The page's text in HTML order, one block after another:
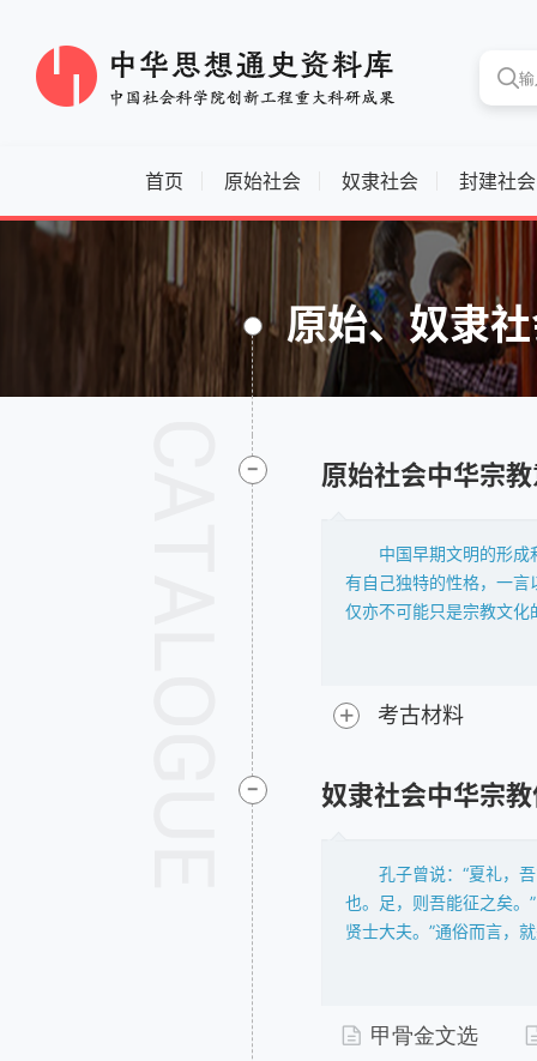
首页 原始社会 奴隶社会 封建社会
原始、奴隶
- 原始社会中华宗
中国早期文明的形
有自己独特的性格，一
仅亦不可能只是宗教文
筑室，无米成炊。国家级
三代以前的文化，更是
和实物出土的稀缺，亦
爪之间绘丰姿，在片羽
在这个基础上进行
缺，在前人深思熟虑、合
实和有效的解读；亦不
+ 考古材料
- 奴隶社会中华宗
孔子曾说：“夏礼，
也。足，则吾能征之矣。
贤士大夫。”通俗而言，
有效的回答。有效指的
甲骨金文选